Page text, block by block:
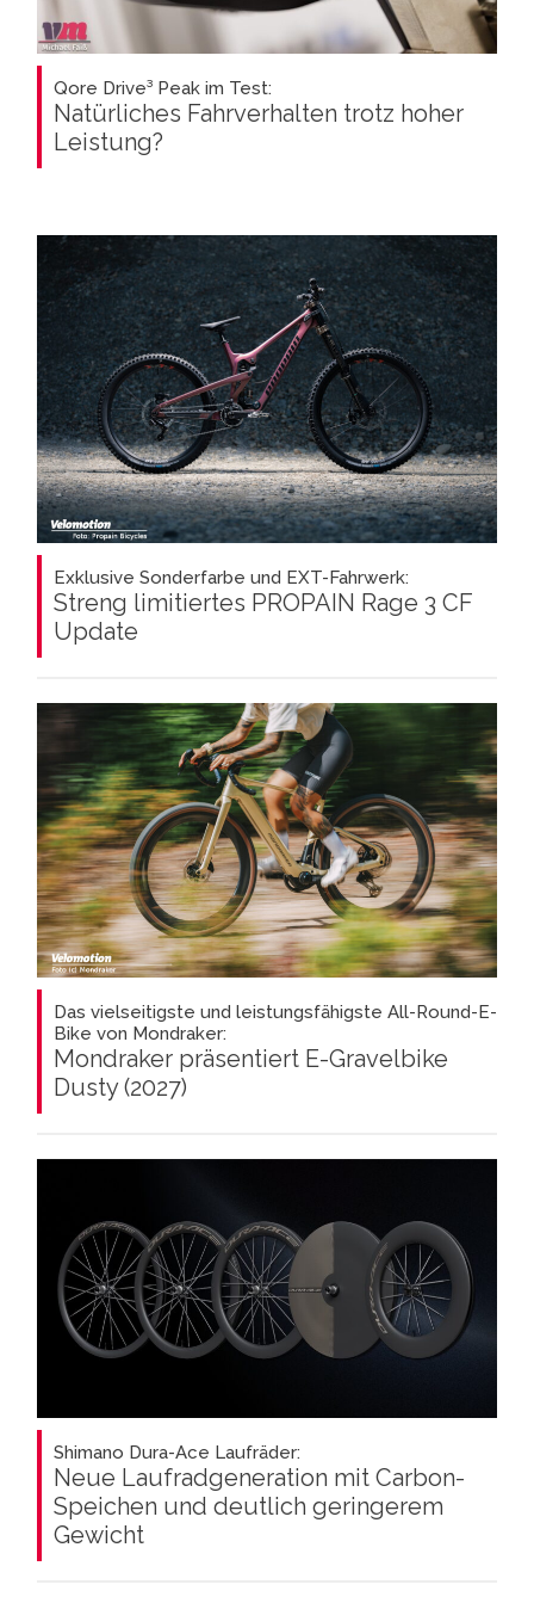
Qore Drive³ Peak im Test:
Natürliches Fahrverhalten trotz hoher
Leistung?
Exklusive Sonderfarbe und EXT-Fahrwerk:
Streng limitiertes PROPAIN Rage 3 CF
Update
Das vielseitigste und leistungsfähigste All-Round-E-
Bike von Mondraker:
Mondraker präsentiert E-Gravelbike
Dusty (2027)
Shimano Dura-Ace Laufräder:
Neue Laufradgeneration mit Carbon-
Speichen und deutlich geringerem
Gewicht